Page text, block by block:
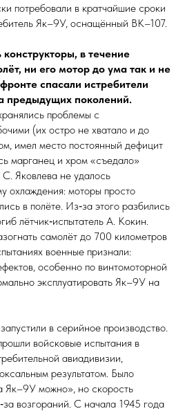
потребовали в кратчайшие сроки
Як–9У, оснащённый ВК–107.
в течение
ни его мотор до ума так и не
спасали истребители
предыдущих поколений.
проблемы с
(их остро не хватало и до
имел место постоянный дефицит
марганец и хром «съедало»
Яковлева не удалось
охлаж­де­ния: моторы просто
в полёте. Из‑за этого разбились
лётчик‑испытатель А. Кокин.
самолёт до 700 километров
военные признали:
особенно по винтомоторной
эксплуатировать Як–9У на
в серийное производство.
войсковые испытания в
авиадивизии,
результатом. Было
Як–9У можно», но скорость
возгораний. С начала 1945 года